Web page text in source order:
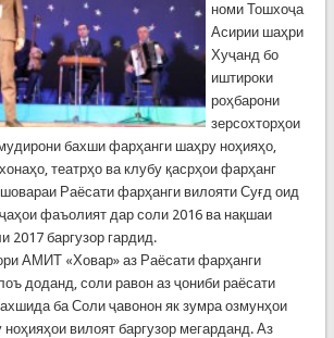
номи Тошхоҷа
Асирии шаҳри
Хуҷанд бо
иштироки
роҳбарони
зерсохторҳои
бахши фарҳанги шаҳру ноҳияҳо,
театрҳо ва клубу қасрҳои фарҳанг
Раёсати фарҳанги вилояти Суғд оид
фаъолият дар соли 2016 ва нақшаи
2017 баргузор гардид.
АМИТ «Ховар» аз Раёсати фарҳанги
доданд, соли равон аз ҷониби раёсати
ба Соли ҷавонон як зумра озмунҳои
вилоят баргузор мегарданд. Аз